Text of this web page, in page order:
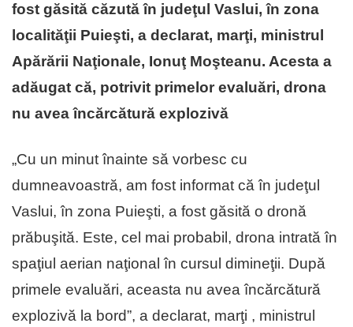
fost găsită căzută în judeţul Vaslui, în zona
localităţii Puieşti, a declarat, marţi, ministrul
Apărării Naţionale, Ionuţ Moşteanu. Acesta a
adăugat că, potrivit primelor evaluări, drona
nu avea încărcătură explozivă
„Cu un minut înainte să vorbesc cu
dumneavoastră, am fost informat că în judeţul
Vaslui, în zona Puieşti, a fost găsită o dronă
prăbuşită. Este, cel mai probabil, drona intrată în
spaţiul aerian naţional în cursul dimineţii. După
primele evaluări, aceasta nu avea încărcătură
explozivă la bord”, a declarat, marţi , ministrul